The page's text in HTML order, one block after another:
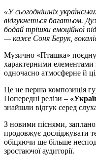
«У сьогоднішніх
відгукнеться багатьом.
бодай трішки емоційної
— каже Соня Берук,
Музично «Пташка»
характерними
одночасно атмосферне й
Це не перша композиція
Попередні релізи –
знайшли відгук серед
З новими піснями,
продовжує досліджувати
обіцяючи ще більше
зростаючої аудиторії.